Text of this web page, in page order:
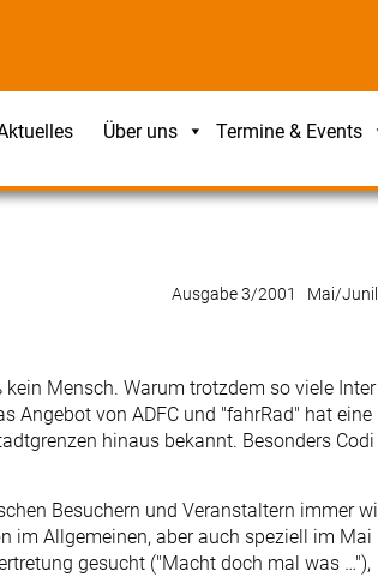
Über uns Termine & Events
Ausgabe 3/2001 Mai/Junil
Mensch. Warum trotzdem so viele Inter
Angebot von ADFC und "fahrRad" hat eine
hinaus bekannt. Besonders Codi
Besuchern und Veranstaltern immer wi
im Allgemeinen, aber auch speziell im Mai
gesucht ("Macht doch mal was …"),